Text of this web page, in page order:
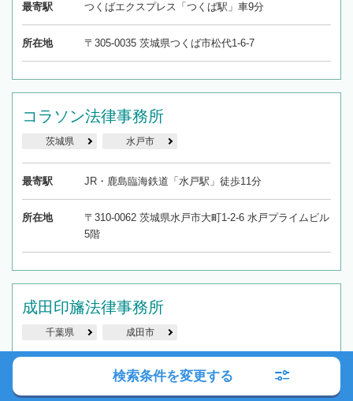
最寄駅 つくばエクスプレス「つくば駅」車9分
所在地 〒305-0035 茨城県つくば市松代1-6-7
コラソン法律事務所
茨城県 水戸市
最寄駅 JR・鹿島臨海鉄道「水戸駅」徒歩11分
所在地
〒310-0062 茨城県水戸市大町1-2-6 水戸プライムビル
5階
成田印旛法律事務所
千葉県 成田市
JR「成田駅」徒歩1分
検索条件を変更する